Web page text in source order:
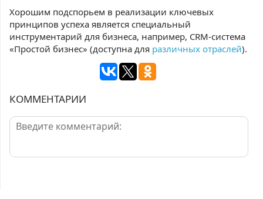
Хорошим подспорьем в реализации ключевых
принципов успеха является специальный
инструментарий для бизнеса, например, CRM-система
«Простой бизнес» (доступна для различных отраслей).
КОММЕНТАРИИ